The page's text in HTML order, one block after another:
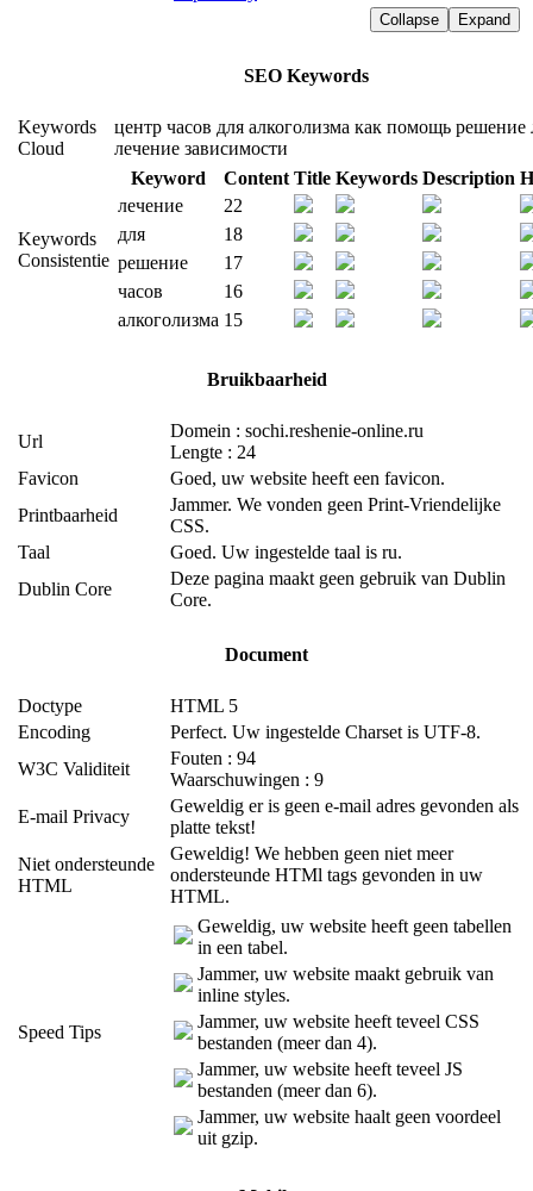
Expand
Collapse
SEO Keywords
Keywords
Cloud
центр часов для алкоголизма как помощь решение
лечение зависимости
Keywords
Consistentie
Keyword Content Title Keywords Description
лечение
22
для
18
решение
17
часов
16
алкоголизма 15
Bruikbaarheid
Url
Domein : sochi.reshenie-online.ru
Lengte : 24
Favicon
Goed, uw website heeft een favicon.
Printbaarheid
Jammer. We vonden geen Print-Vriendelijke
CSS.
Taal
Goed. Uw ingestelde taal is ru.
Dublin Core
Deze pagina maakt geen gebruik van Dublin
Core.
Document
Doctype
HTML 5
Encoding
Perfect. Uw ingestelde Charset is UTF-8.
W3C Validiteit
Fouten : 94
Waarschuwingen : 9
E-mail Privacy
Geweldig er is geen e-mail adres gevonden als
platte tekst!
Niet ondersteunde
HTML
Geweldig! We hebben geen niet meer
ondersteunde HTMl tags gevonden in uw
HTML.
Speed Tips
Geweldig, uw website heeft geen tabellen
in een tabel.
Jammer, uw website maakt gebruik van
inline styles.
Jammer, uw website heeft teveel CSS
bestanden (meer dan 4).
Jammer, uw website heeft teveel JS
bestanden (meer dan 6).
Jammer, uw website haalt geen voordeel
uit gzip.